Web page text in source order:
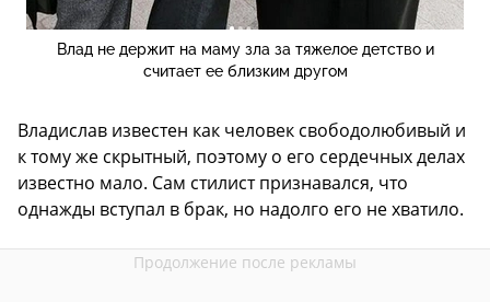
Влад не держит на маму зла за тяжелое детство и
считает ее близким другом
Владислав известен как человек свободолюбивый и
к тому же скрытный, поэтому о его сердечных делах
известно мало. Сам стилист признавался, что
однажды вступал в брак, но надолго его не хватило.